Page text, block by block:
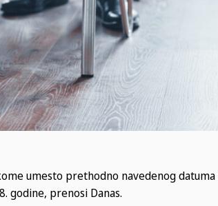
umesto prethodno navedenog
godine, prenosi Danas.